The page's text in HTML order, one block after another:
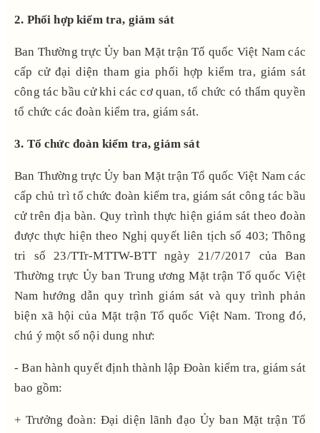
2. Phối hợp kiểm tra, giám sát
Ban Thường trực Ủy ban Mặt trận Tổ quốc Việt Nam các
cấp cử đại diện tham gia phối hợp kiểm tra, giám sát
công tác bầu cử khi các cơ quan, tổ chức có thẩm quyền
tổ chức các đoàn kiểm tra, giám sát.
3. Tổ chức đoàn kiểm tra, giám sát
Ban Thường trực Ủy ban Mặt trận Tổ quốc Việt Nam các
cấp chủ trì tổ chức đoàn kiểm tra, giám sát công tác bầu
cử trên địa bàn. Quy trình thực hiện giám sát theo đoàn
được thực hiện theo Nghị quyết liên tịch số 403; Thông
tri số 23/TTr-MTTW-BTT ngày 21/7/2017 của Ban
Thường trực Ủy ban Trung ương Mặt trận Tổ quốc Việt
Nam hướng dẫn quy trình giám sát và quy trình phản
biện xã hội của Mặt trận Tổ quốc Việt Nam. Trong đó,
chú ý một số nội dung như:
- Ban hành quyết định thành lập Đoàn kiểm tra, giám sát
bao gồm:
+ Trưởng đoàn: Đại diện lãnh đạo Ủy ban Mặt trận Tổ